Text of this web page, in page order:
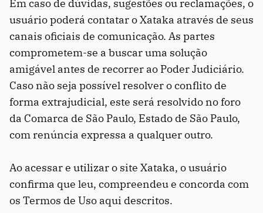
Em caso de dúvidas, sugestões ou reclamações, o
usuário poderá contatar o Xataka através de seus
canais oficiais de comunicação. As partes
comprometem-se a buscar uma solução
amigável antes de recorrer ao Poder Judiciário.
Caso não seja possível resolver o conflito de
forma extrajudicial, este será resolvido no foro
da Comarca de São Paulo, Estado de São Paulo,
com renúncia expressa a qualquer outro.
Ao acessar e utilizar o site Xataka, o usuário
confirma que leu, compreendeu e concorda com
os Termos de Uso aqui descritos.